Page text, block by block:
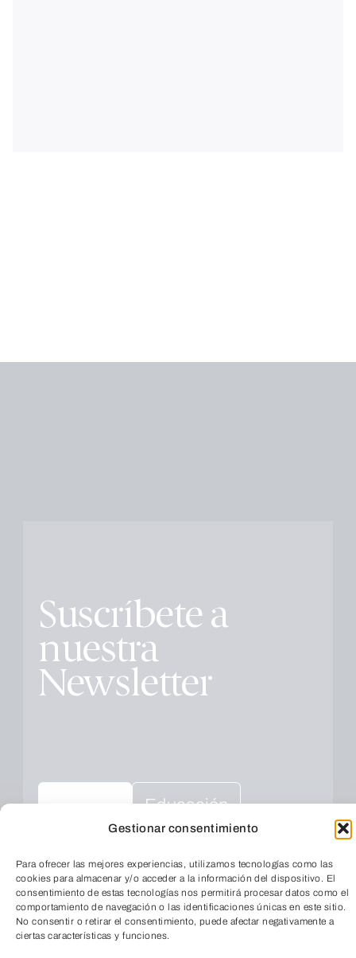
Gestionar consentimiento
Para ofrecer las mejores experiencias, utilizamos tecnologías como las
cookies para almacenar y/o acceder a la información del dispositivo. El
consentimiento de estas tecnologías nos permitirá procesar datos como el
comportamiento de navegación o las identificaciones únicas en este sitio.
No consentir o retirar el consentimiento, puede afectar negativamente a
ciertas características y funciones.
Suscríbete a
nuestra
Newsletter
Todas
Educación
Cultura Social Empresarial
Salud Medio ambiente